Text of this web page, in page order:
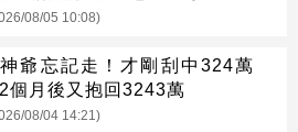
08/05 10:08)
爺忘記走！才剛刮中324萬
個月後又抱回3243萬
08/04 14:21)